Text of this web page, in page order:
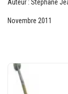
Auteur : Stéphane
Novembre 2011